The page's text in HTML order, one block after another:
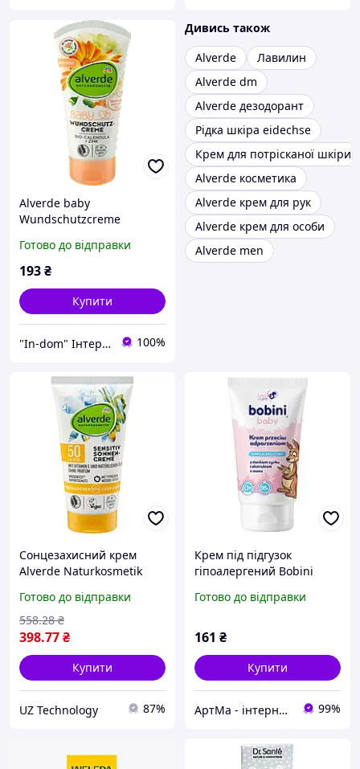
Alverde baby
Wundschutzcreme
захисний крем з
екстрактом календули під
Готово до відправки
193₴
Купити
"In-dom" Інтернет магазин товарів для дому у Інни 100%
Дивись також
Alverde
Лавилин
Alverde dm
Alverde дезодорант
Рідка шкіра eidechse
Крем для потрісканої шкіри
Alverde косметика
Alverde крем для рук
Alverde крем для особи
Alverde men
Сонцезахисний крем
Alverde Naturkosmetik
чутливої шкіри 75 мл
Готово до відправки
398.77₴
558.28 ₴
Купити
UZ Technology 87%
Крем під підгузок
гіпоалергений Bobini
Готово до відправки
161 ₴
Купити
АртМа - інтернет магазин дитячого текстилю 99%